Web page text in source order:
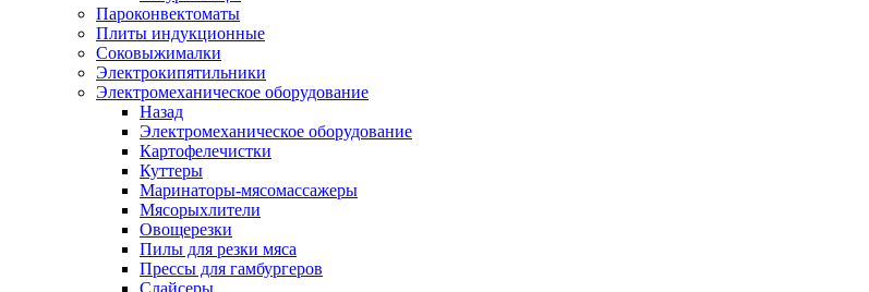
Пароконвектоматы
Плиты индукционные
Соковыжималки
Электрокипятильники
Электромеханическое оборудование
Назад
Электромеханическое оборудование
Картофелечистки
Куттеры
Маринаторы-мясомассажеры
Мясорыхлители
Овощерезки
Пилы для резки мяса
Прессы для гамбургеров
Слайсеры